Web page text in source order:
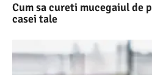
Cum sa cureti mucegaiul de
casei tale